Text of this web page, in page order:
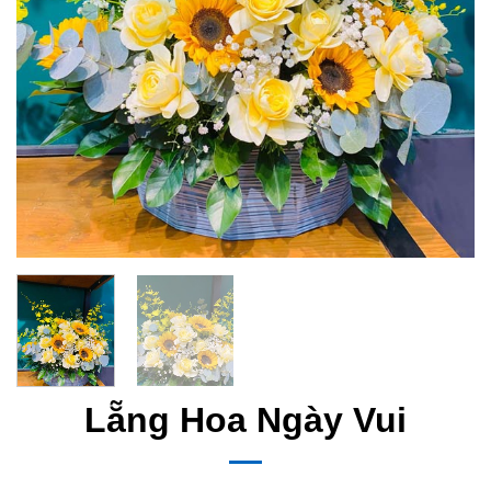
Lẵng Hoa Ngày Vui